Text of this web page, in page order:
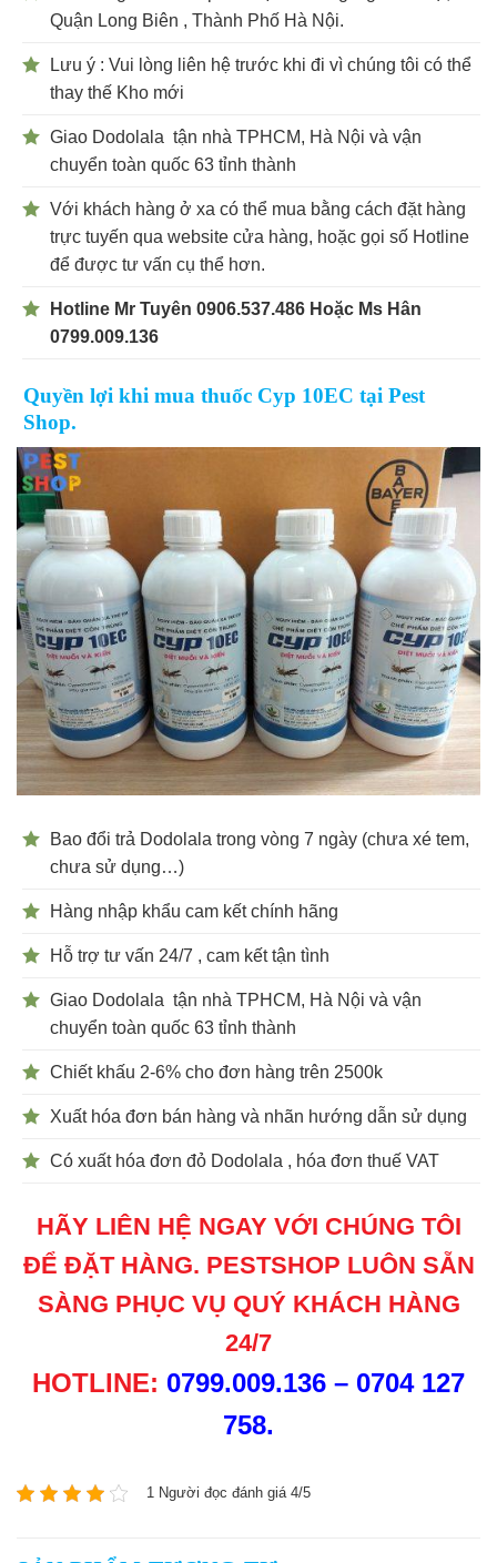
Quận Long Biên , Thành Phố Hà Nội.
Lưu ý : Vui lòng liên hệ trước khi đi vì chúng tôi có thể
thay thế Kho mới
Giao Dodolala tận nhà TPHCM, Hà Nội và vận
chuyển toàn quốc 63 tỉnh thành
Với khách hàng ở xa có thể mua bằng cách đặt hàng
trực tuyến qua website cửa hàng, hoặc gọi số Hotline
để được tư vấn cụ thể hơn.
Hotline Mr Tuyên 0906.537.486 Hoặc Ms Hân
0799.009.136
Quyền lợi khi mua thuốc Cyp 10EC tại Pest
Shop.
Bao đổi trả Dodolala trong vòng 7 ngày (chưa xé tem,
chưa sử dụng…)
Hàng nhập khẩu cam kết chính hãng
Hỗ trợ tư vấn 24/7 , cam kết tận tình
Giao Dodolala tận nhà TPHCM, Hà Nội và vận
chuyển toàn quốc 63 tỉnh thành
Chiết khấu 2-6% cho đơn hàng trên 2500k
Xuất hóa đơn bán hàng và nhãn hướng dẫn sử dụng
Có xuất hóa đơn đỏ Dodolala , hóa đơn thuế VAT
HÃY LIÊN HỆ NGAY VỚI CHÚNG TÔI
ĐỂ ĐẶT HÀNG. PESTSHOP LUÔN SẴN
SÀNG PHỤC VỤ QUÝ KHÁCH HÀNG
24/7
HOTLINE: 0799.009.136 – 0704 127
758.
1 Người đọc đánh giá 4/5